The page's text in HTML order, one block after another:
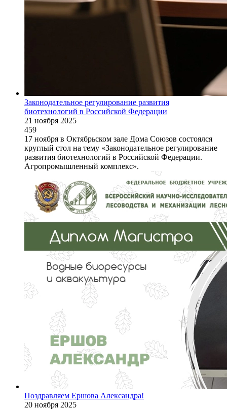
Законодательное регулирование развития
биотехнологий в Российской Федерации
21 ноября 2025
459
17 ноября в Октябрьском зале Дома Союзов состоялся
круглый стол на тему «Законодательное регулирование
развития биотехнологий в Российской Федерации.
Агропромышленный комплекс».
Поздравляем Ершова Александра!
20 ноября 2025